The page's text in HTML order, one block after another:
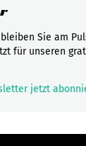
Sie am
für unseren
jetzt